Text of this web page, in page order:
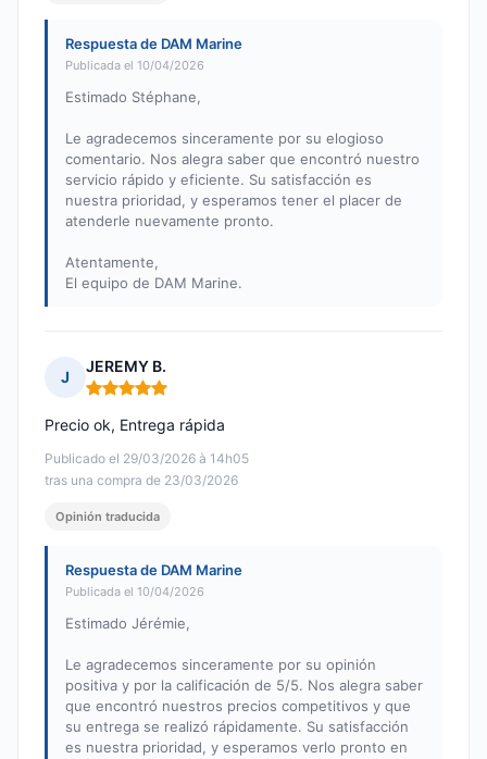
Respuesta de DAM Marine
Publicada el 10/04/2026
Estimado Stéphane,
Le agradecemos sinceramente por su elogioso
comentario. Nos alegra saber que encontró nuestro
servicio rápido y eficiente. Su satisfacción es
nuestra prioridad, y esperamos tener el placer de
atenderle nuevamente pronto.
Atentamente,
El equipo de DAM Marine.
J
JEREMY B.
Nota: 5 de 5
Publicado el 29/03/2026 à 14h05
tras una compra de 23/03/2026
Precio ok, Entrega rápida
Opinión traducida
Respuesta de DAM Marine
Publicada el 10/04/2026
Estimado Jérémie,
Le agradecemos sinceramente por su opinión
positiva y por la calificación de 5/5. Nos alegra saber
que encontró nuestros precios competitivos y que
su entrega se realizó rápidamente. Su satisfacción
es nuestra prioridad, y esperamos verlo pronto en